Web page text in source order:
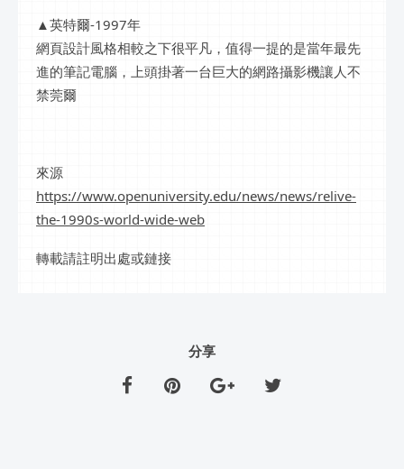
▲英特爾-1997年
網頁設計風格相較之下很平凡，值得一提的是當年最先
進的筆記電腦，上頭掛著一台巨大的網路攝影機讓人不
禁莞爾
來源
https://www.openuniversity.edu/news/news/relive-
the-1990s-world-wide-web
轉載請註明出處或鏈接
分享